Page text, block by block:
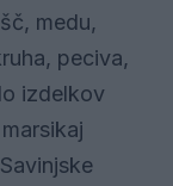
medu,
peciva,
izdelkov